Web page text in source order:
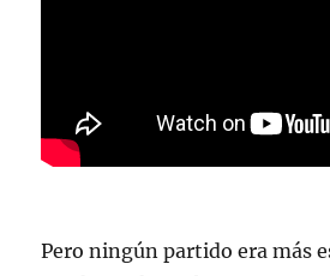
Pero ningún partido era más